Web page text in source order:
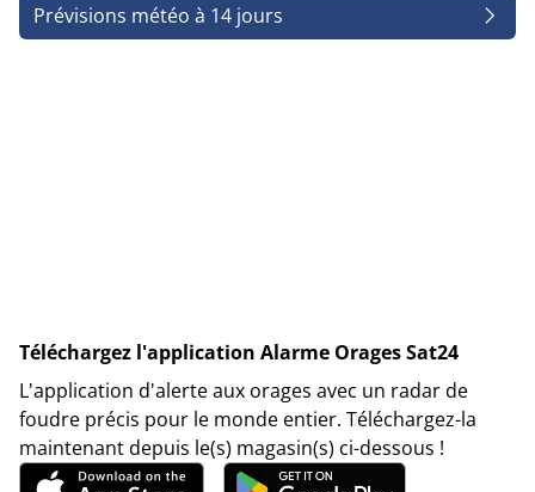
Prévisions météo à 14 jours
Téléchargez l'application Alarme Orages Sat24
L'application d'alerte aux orages avec un radar de
foudre précis pour le monde entier. Téléchargez-la
maintenant depuis le(s) magasin(s) ci-dessous !